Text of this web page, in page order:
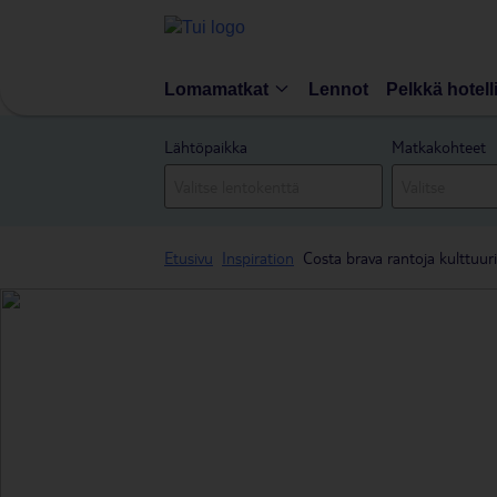
Lomamatkat Lennot Pelkkä hotelli
Lähtöpaikka
Matkakohteet
Etusivu Inspiration Costa brava rantoja